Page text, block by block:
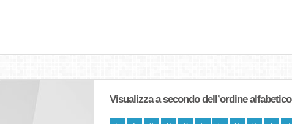
Visualizza a secondo dell’ordine alfabetico